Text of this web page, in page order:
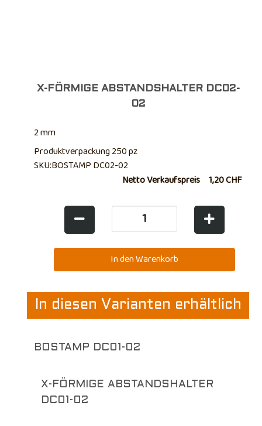
X-FÖRMIGE ABSTANDSHALTER DC02-
02
2 mm
Produktverpackung 250 pz
SKU:BOSTAMP DC02-02
Netto Verkaufspreis 1,20 CHF
In diesen Varianten erhältlich
BOSTAMP DC01-02
X-FÖRMIGE ABSTANDSHALTER
DC01-02